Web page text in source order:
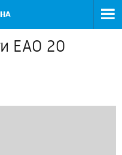
ЕАО 20